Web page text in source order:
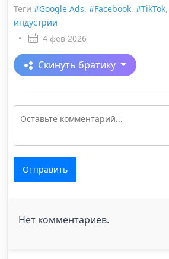
Теги #Google Ads, #Facebook, #TikTok,
индустрии
•
4 фев 2026
Скинуть братику
Отправить
Нет комментариев.